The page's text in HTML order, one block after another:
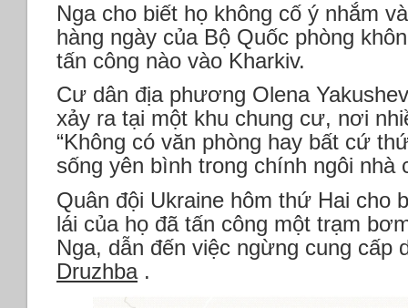
Nga cho biết họ không cố ý nhắm
hàng ngày của Bộ Quốc phòng
tấn công nào vào Kharkiv.
Cư dân địa phương Olena
xảy ra tại một khu chung cư, nơi
“Không có văn phòng hay bất cứ
sống yên bình trong chính ngôi nhà
Quân đội Ukraine hôm thứ Hai cho
lái của họ đã tấn công một trạm
Nga, dẫn đến việc ngừng cung cấp
Druzhba.